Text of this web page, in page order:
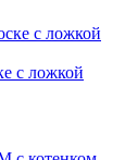
с ложкой